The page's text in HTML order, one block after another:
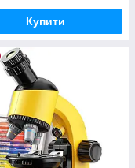
Купити